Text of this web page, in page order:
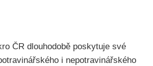
ČR dlouhodobě poskytuje své
i nepotravinářského